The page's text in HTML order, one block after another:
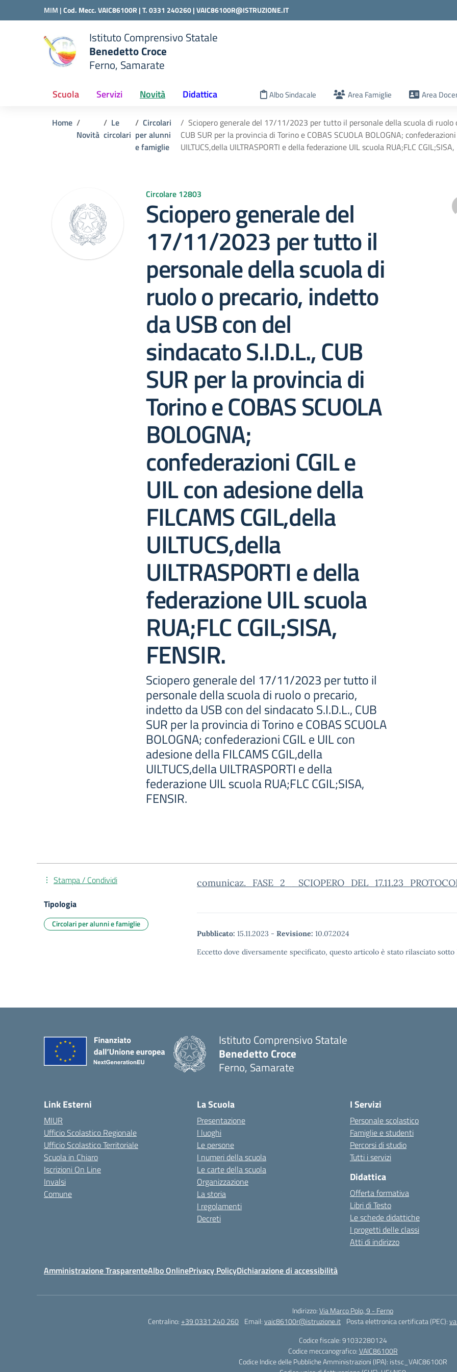
Vai ai contenuti
Vai al menu di navigazione
MIM |Cod. Mecc. VAIC86100R | T. 0331 240260 |VAIC86100R@ISTRUZIONE.IT
scuola
Istituto Comprensivo Statale
Benedetto Croce
Ferno, Samarate
Scuola Servizi Novità Didattica Albo Sindacale Area Famiglie Area
Home
Novità
Le
circolari
Circolari
per alunni
e famiglie
Sciopero generale del 17/11/2023 per tutto il personale della scuola di ruolo
CUB SUR per la provincia di Torino e COBAS SCUOLA BOLOGNA;
UILTUCS,della UILTRASPORTI e della federazione UIL scuola RUA;FLC CGIL;SISA,
Circolare 12803
Sciopero generale del
17/11/2023 per tutto il
personale della scuola di
ruolo o precario, indetto
da USB con del
sindacato S.I.D.L., CUB
SUR per la provincia di
Torino e COBAS SCUOLA
BOLOGNA;
confederazioni CGIL e
UIL con adesione della
FILCAMS CGIL,della
UILTUCS,della
UILTRASPORTI e della
federazione UIL scuola
RUA;FLC CGIL;SISA,
FENSIR.
Sciopero generale del 17/11/2023 per tutto il
personale della scuola di ruolo o precario,
indetto da USB con del sindacato S.I.D.L., CUB
SUR per la provincia di Torino e COBAS SCUOLA
BOLOGNA; confederazioni CGIL e UIL con
adesione della FILCAMS CGIL,della
UILTUCS,della UILTRASPORTI e della
federazione UIL scuola RUA;FLC CGIL;SISA,
FENSIR.
Pubblicato: 15.11.2023 - Revisione: 10.07.2024
Eccetto dove diversamente specificato, questo articolo è stato rilasciato
Stampa / Condividi
Tipologia
Circolari per alunni e famiglie
Istituto Comprensivo Statale
Benedetto Croce
Ferno, Samarate
Link Esterni
MIUR
Ufficio Scolastico Regionale
Ufficio Scolastico Territoriale
Scuola in Chiaro
Iscrizioni On Line
Invalsi
Comune
La Scuola
Presentazione
I luoghi
Le persone
I numeri della scuola
Le carte della scuola
Organizzazione
La storia
I regolamenti
Decreti
I Servizi
Personale scolastico
Famiglie e studenti
Percorsi di studio
Tutti i servizi
Didattica
Offerta formativa
Libri di Testo
Le schede didattiche
I progetti delle classi
Atti di indirizzo
Amministrazione TrasparenteAlbo OnlinePrivacy PolicyDichiarazione di accessibilità
Indirizzo:Via Marco Polo, 9 - Ferno
Centralino:+39 0331 240 260 Email:vaic86100r@istruzione.it Posta elettronica certificata (PEC):
Codice fiscale: 91032280124
Codice meccanografico:VAIC86100R
Codice Indice delle Pubbliche Amministrazioni (IPA): istsc_VAIC86100R